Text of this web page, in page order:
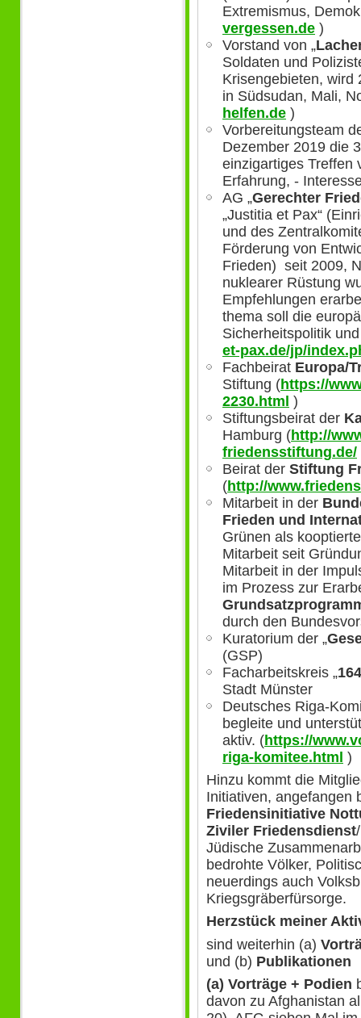
Extremismus,
vergessen.de )
Vorstand von „
Soldaten und
Krisengebieten, wird
in Südsudan, Mali,
helfen.de )
Vorbereitungsteam
Dezember 2019 die
einzigartiges Treffen
Erfahrung, -
AG „Gerechter
„Justitia et Pax“
und des
Förderung von
Frieden) seit 2009,
nuklearer Rüstung
Empfehlungen
thema soll die
Sicherheitspolitik
et-pax.de/jp/
Fachbeirat Europa/
Stiftung (https://
2230.html )
Stiftungsbeirat der
Hamburg (http://
friedensstiftung.de/
Beirat der Stiftung
(http://
Mitarbeit in der
Frieden und
Grünen als
Mitarbeit seit
Mitarbeit in der
im Prozess zur
durch den
Kuratorium der „
(GSP)
Facharbeitskreis „
Stadt Münster
Deutsches Riga-
begleite und
aktiv. (https://
riga-komitee.html )
Hinzu kommt die
Initiativen, angefangen
Friedensinitiative
Ziviler Friedensdienst
Jüdische
bedrohte Völker,
neuerdings auch
Kriegsgräberfürsorge.
Herzstück meiner
sind weiterhin (a)
und (b) Publikationen
(a) Vorträge + Podien
davon zu Afghanistan